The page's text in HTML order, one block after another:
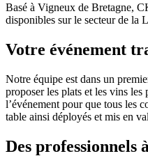
Basé à Vigneux de Bretagne,
disponibles sur le secteur de la
Votre événement
Notre équipe est dans un
proposer les plats et les vins
l’événement pour que tous les
table ainsi déployés et mis en
Des professionnels